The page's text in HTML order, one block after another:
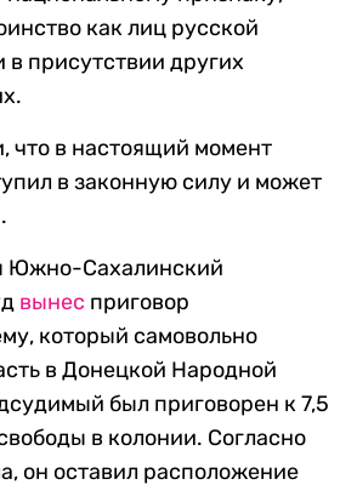
как лиц русской
в присутствии других
что в настоящий момент
в законную силу и может
Южно-Сахалинский
вынес приговор
который самовольно
в Донецкой Народной
был приговорен к 7,5
в колонии. Согласно
он оставил расположение